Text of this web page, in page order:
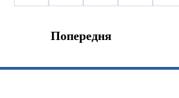
Попередня